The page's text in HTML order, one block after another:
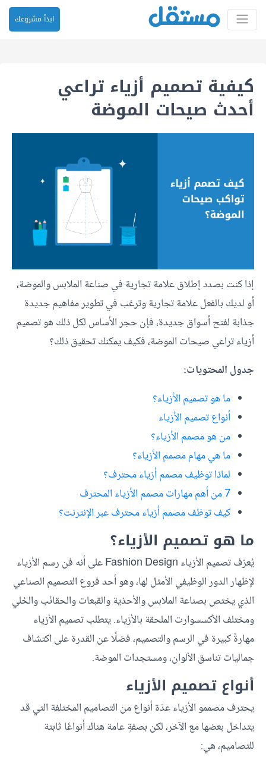
ابدأ مشروعك
كيفية تصميم أزياء تراعي
أحدث صيحات الموضة
إذا كنت بصدد إطلاق علامة تجارية في صناعة الملابس والموضة،
أو لديك بالفعل علامة تجارية وترغب في تطوير مفاهيم جديدة
جذابة لفتح أسواق جديدة، فإن حجر الأساس لكل ذلك هو تصميم
أزياء تراعي صيحات الموضة، فكيف يمكنك تحقيق ذلك؟
جدول المحتويات:
ما هو تصميم الأزياء؟
أنواع تصميم الأزياء
من هو مصمم الأزياء؟
ما هي مهام مصمم الأزياء؟
لماذا توظيف مصمم أزياء محترف؟
7 من أهم مهارات مصمم الأزياء المحترف
كيف توظف مصمم أزياء محترف عبر الإنترنت؟
ما هو تصميم الأزياء؟
يُعرّف تصميم الأزياء Fashion Design على أنه فن رسم الأزياء
لإظهار الدور الوظيفي الأمثل لها، وهو أحد فروع التصميم الصناعي
الذي يختص بصناعة الملابس والأحذية والقبعات والحقائب والحُلي
ومختلف الأكسسوارت الملحقة بالأزياء. يتطلب تصميم الأزياء
مهارةً كبيرة في الرسم والتصميم، فضلًا عن القدرة على اكتشاف
جماليات تناسق الألوان، ومستجدات الموضة.
أنواع تصميم الأزياء
يحترف مصممو الأزياء عدّة أنواع من التصاميم المختلفة التي قد
يتداخل بعضها مع الآخر، لكن بصفةٍ عامة هناك أنواعًا ثابتة
للتصاميم، هي: